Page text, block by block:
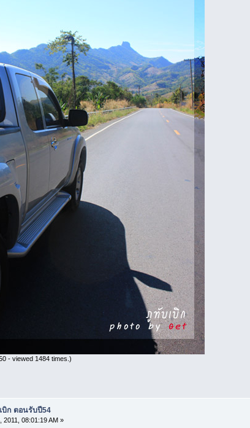
- viewed 1484 times.)
บิก ตอนรับปี54
2011, 08:01:19 AM »